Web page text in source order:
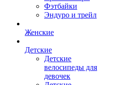
Фэтбайки
Эндуро и трейл
Женские
Детские
Детские
велосипеды для
девочек